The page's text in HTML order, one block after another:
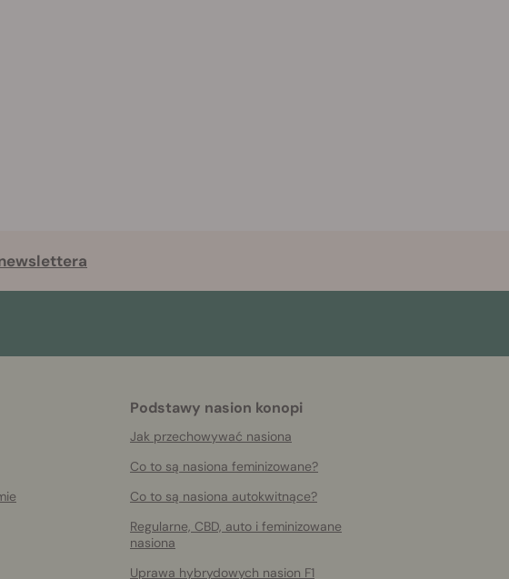
Podstawy nasion konopi
Jak przechowywać nasiona
Co to są nasiona feminizowane?
Co to są nasiona autokwitnące?
Regularne, CBD, auto i feminizowane
nasiona
Uprawa hybrydowych nasion F1